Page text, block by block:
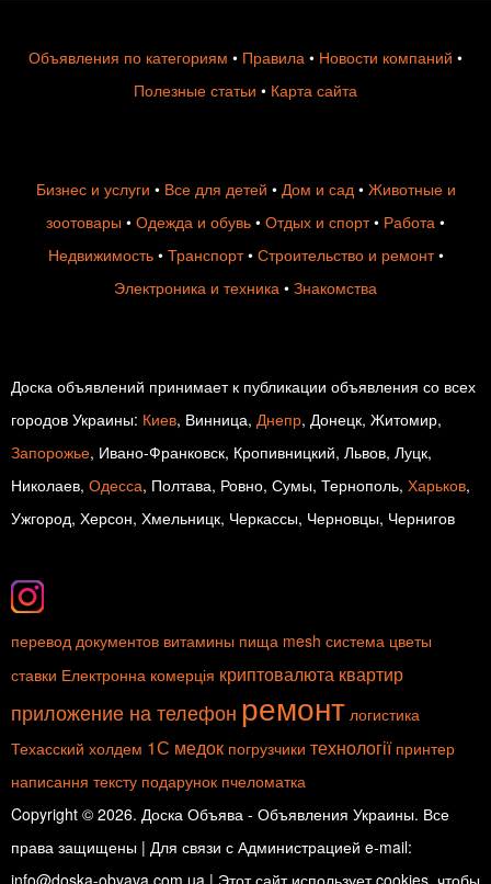
Объявления по категориям • Правила • Новости компаний •
Полезные статьи • Карта сайта
Бизнес и услуги • Все для детей • Дом и сад• Животные и
зоотовары • Одежда и обувь • Отдых и спорт• Работа •
Недвижимость• Транспорт• Строительство и ремонт•
Электроника и техника • Знакомства
Доска объявлений принимает к публикации объявления со всех
городов Украины: Киев, Винница, Днепр, Донецк, Житомир,
Запорожье, Ивано-Франковск, Кропивницкий, Львов, Луцк,
Николаев, Одесса, Полтава, Ровно, Сумы, Тернополь, Харьков,
Ужгород, Херсон, Хмельницк, Черкассы, Черновцы, Чернигов
перевод документов витамины пища mesh система цветы
ставки Електронна комерція криптовалюта квартир
приложение на телефон ремонт логистика
Техасский холдем 1С медок погрузчики технології принтер
написання тексту подарунок пчеломатка
Copyright © 2026. Доска Объява - Объявления Украины. Все
права защищены | Для связи с Администрацией e-mail: